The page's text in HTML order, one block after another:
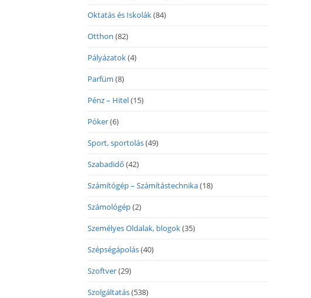
Oktatás és Iskolák(84)
Otthon (82)
Pályázatok(4)
Parfüm (8)
Pénz – Hitel(15)
Póker(6)
Sport, sportolás(49)
Szabadidő (42)
Számítógép – Számítástechnika(18)
Számológép(2)
Személyes Oldalak, blogok(35)
Szépségápolás(40)
Szoftver(29)
Szolgáltatás(538)